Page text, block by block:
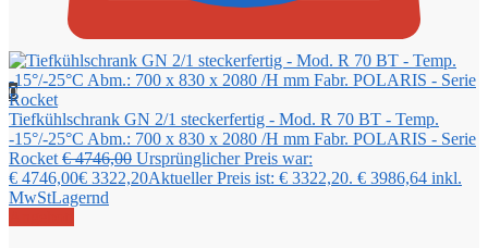
0
Tiefkühlschrank GN 2/1 steckerfertig - Mod. R 70 BT - Temp.
-15°/-25°C Abm.: 700 x 830 x 2080 /H mm Fabr. POLARIS - Serie
Rocket €4746,00 Ursprünglicher Preis war:
€ 4746,00€ 3322,20Aktueller Preis ist: € 3322,20. € 3986,64 inkl.
MwStLagernd